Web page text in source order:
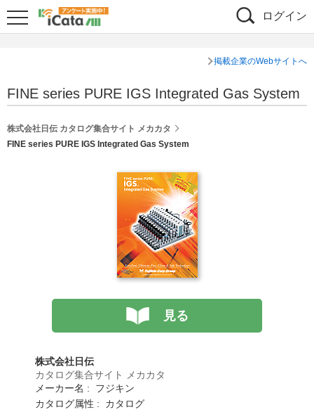
ログイン
掲載企業のWebサイトへ
FINE series PURE IGS Integrated Gas System
株式会社日伝 カタログ集合サイト メカカタ
FINE series PURE IGS Integrated Gas System
見る
株式会社日伝
カタログ集合サイト メカカタ
メーカー名 : フジキン
カタログ属性 : カタログ